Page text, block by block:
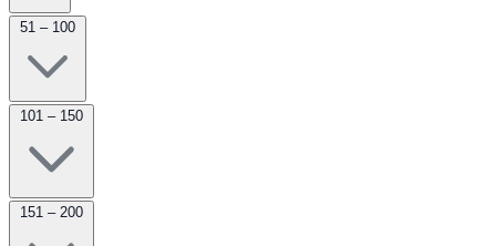
51 – 100
101 – 150
151 – 200